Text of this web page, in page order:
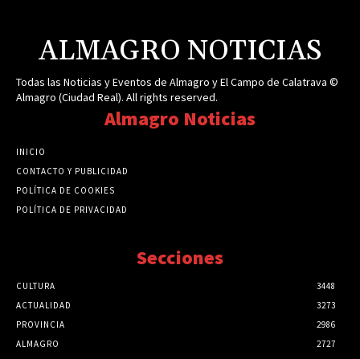
ALMAGRO NOTICIAS
Todas las Noticias y Eventos de Almagro y El Campo de Calatrava ©
Almagro (Ciudad Real). All rights reserved.
Almagro Noticias
INICIO
CONTACTO Y PUBLICIDAD
POLÍTICA DE COOKIES
POLÍTICA DE PRIVACIDAD
Secciones
CULTURA
3448
ACTUALIDAD
3273
PROVINCIA
2986
ALMAGRO
2727